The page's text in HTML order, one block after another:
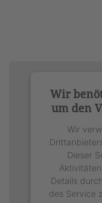
Wir
um den
Wir
Dieser
Details
des Service